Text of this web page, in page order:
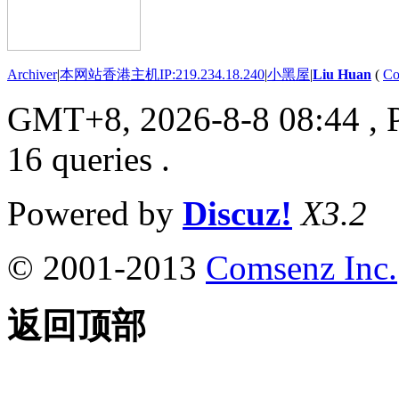
Archiver|本网站香港主机IP:219.234.18.240|小黑屋|Liu Huan (
GMT+8, 2026-8-8 08:44 ,
16 queries .
Powered by Discuz! X3.2
© 2001-2013 Comsenz Inc.
返回顶部